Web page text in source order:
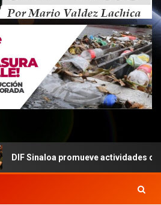
promueve actividades culturales